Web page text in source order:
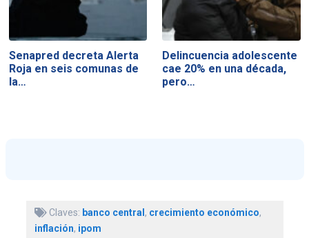
Senapred decreta Alerta
Roja en seis comunas de
la…
Delincuencia adolescente
cae 20% en una década,
pero…
Claves: banco central, crecimiento económico,
inflación, ipom